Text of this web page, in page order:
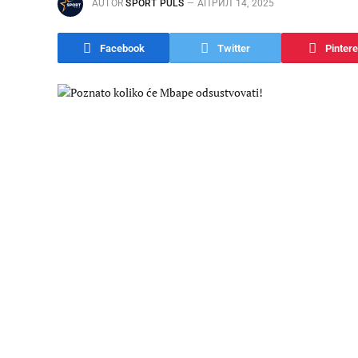
AUTOR SPORT PULS АПРИЛ 14, 2025
Facebook Twitter